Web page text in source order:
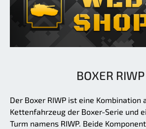
BOXER RIWP
Der Boxer RIWP ist eine Kombination
Kettenfahrzeug der Boxer-Serie und
Turm namens RIWP. Beide